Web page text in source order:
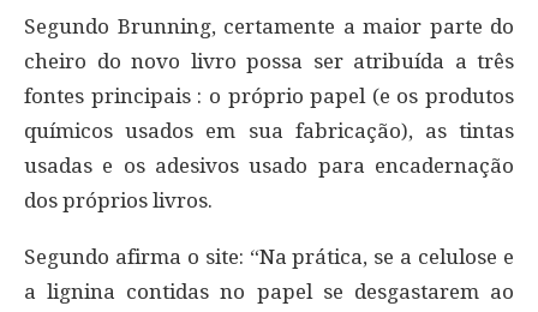
Segundo Brunning, certamente a maior parte do
cheiro do novo livro possa ser atribuída a três
fontes principais : o próprio papel (e os produtos
químicos usados ​​em sua fabricação), as tintas
usadas e os adesivos usado para encadernação
dos próprios livros.
Segundo afirma o site: “Na prática, se a celulose e
a lignina contidas no papel se desgastarem ao